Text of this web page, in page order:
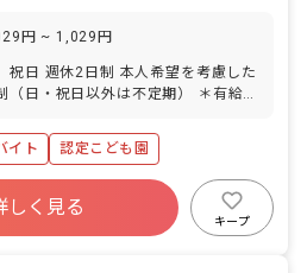
円 ~ 1,029円
祝日 週休2日制 本人希望を考慮した
（日・祝日以外は不定期） ＊有給休
イト
認定こども園
しく見る
キープ